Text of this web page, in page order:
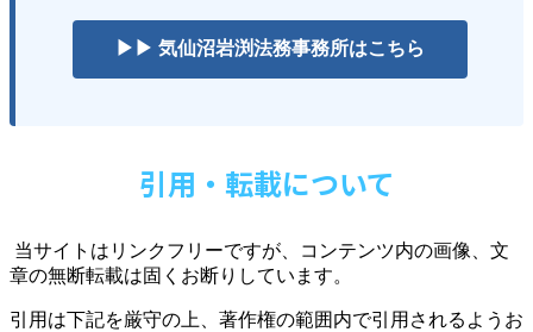
▶▶ 気仙沼岩渕法務事務所はこちら
引用・転載について
当サイトはリンクフリーですが、コンテンツ内の画像、文
章の無断転載は固くお断りしています。
引用は下記を厳守の上、著作権の範囲内で引用されるようお